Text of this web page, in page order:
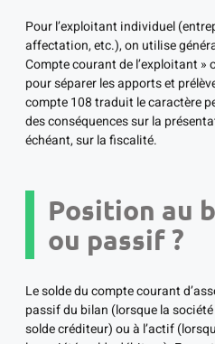
Pour l’exploitant individuel
affectation, etc.), on utilise
Compte courant de l’exploitant
pour séparer les apports et
compte 108 traduit le caractère
des conséquences sur la
échéant, sur la fiscalité.
Position au
ou passif ?
Le solde du compte courant
passif du bilan (lorsque la société
solde créditeur) ou à l’actif